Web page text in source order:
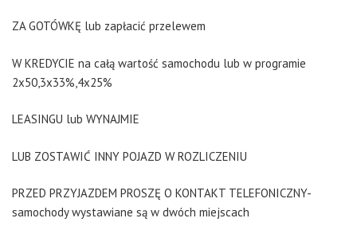
ZA GOTÓWKĘ lub zapłacić przelewem
W KREDYCIE na całą wartość samochodu lub w programie
2x50,3x33%,4x25%
LEASINGU lub WYNAJMIE
LUB ZOSTAWIĆ INNY POJAZD W ROZLICZENIU
PRZED PRZYJAZDEM PROSZĘ O KONTAKT TELEFONICZNY-
samochody wystawiane są w dwóch miejscach